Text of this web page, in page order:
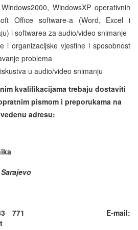
WindowsXP operativnih
Office software-a (Word, Excel i
i softwarea za audio/video snimanje
i organizacijske vjestine i sposobnost
problema
u audio/video snimanju
kvalifikacijama trebaju dostaviti
pismom i preporukama na
adresu:
33 283 771 E-mail: